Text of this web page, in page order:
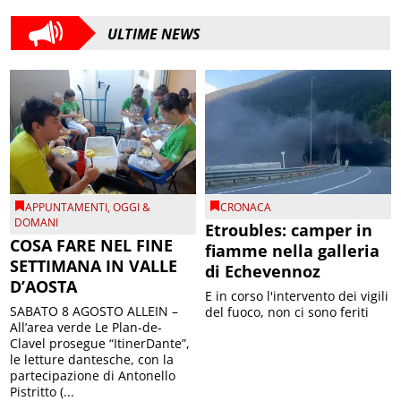
ULTIME NEWS
APPUNTAMENTI,OGGI &
DOMANI
COSA FARE NEL FINE
SETTIMANA IN VALLE
D’AOSTA
SABATO 8 AGOSTO ALLEIN –
All’area verde Le Plan-de-
Clavel prosegue “ItinerDante”,
le letture dantesche, con la
partecipazione di Antonello
Pistritto (...
CRONACA
Etroubles: camper in
fiamme nella galleria
di Echevennoz
E in corso l'intervento dei vigili
del fuoco, non ci sono feriti